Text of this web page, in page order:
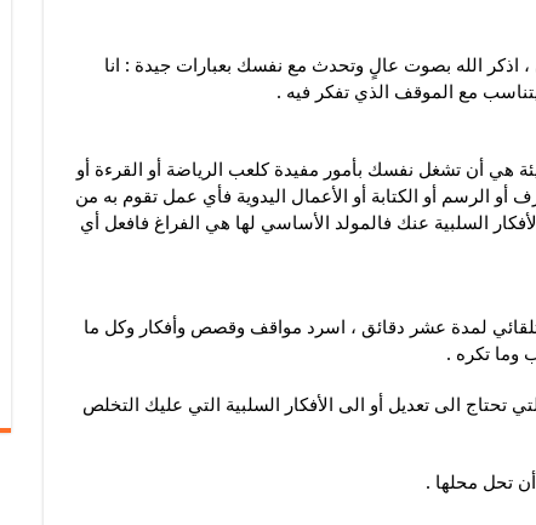
اذكر الله بصوت عالٍ وتحدث مع نفسك بعبارات جيدة : انا
مع الموقف الذي تفكر فيه .
هي أن تشغل نفسك بأمور مفيدة كلعب الرياضة أو القرءة أو
أو الرسم أو الكتابة أو الأعمال اليدوية فأي عمل تقوم به من
السلبية عنك فالمولد الأساسي لها هي الفراغ فافعل أي
لمدة عشر دقائق ، اسرد مواقف وقصص وأفكار وكل ما
وما تكره .
تحتاج الى تعديل أو الى الأفكار السلبية التي عليك التخلص
أن تحل محلها .